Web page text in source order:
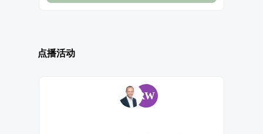
点播活动
RW